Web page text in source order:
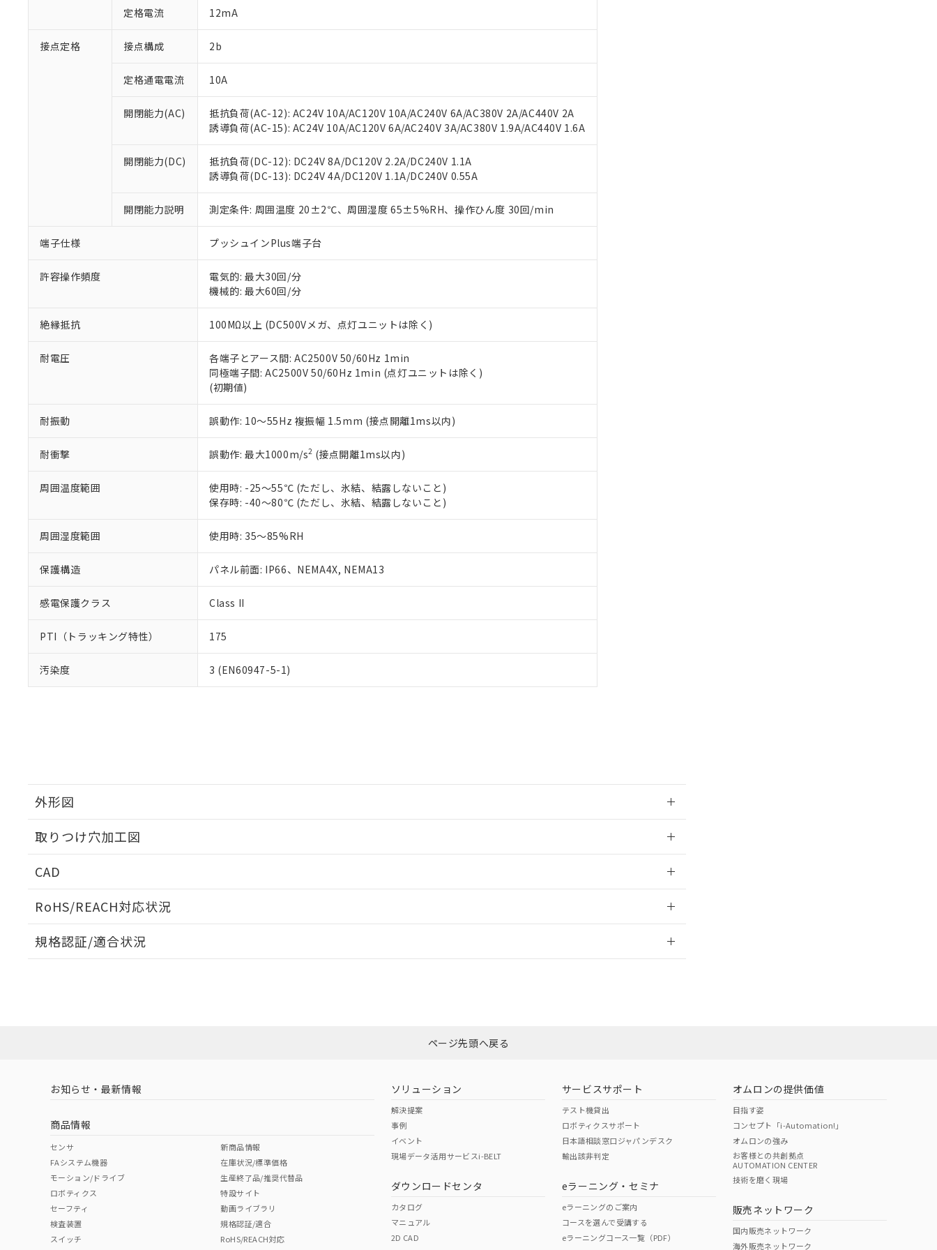
定格電流 12mA
接点定格 接点構成 2b
定格通電電流 10A
開閉能力(AC)
抵抗負荷(AC-12): AC24V 10A/AC120V 10A/AC240V 6A/AC380V 2A/AC440V 2A
誘導負荷(AC-15): AC24V 10A/AC120V 6A/AC240V 3A/AC380V 1.9A/AC440V 1.6A
開閉能力(DC)
抵抗負荷(DC-12): DC24V 8A/DC120V 2.2A/DC240V 1.1A
誘導負荷(DC-13): DC24V 4A/DC120V 1.1A/DC240V 0.55A
開閉能力説明 測定条件: 周囲温度 20±2℃、周囲湿度 65±5%RH、操作ひん度 30回/min
端子仕様 プッシュインPlus端子台
許容操作頻度
電気的: 最大30回/分
機械的: 最大60回/分
絶縁抵抗 100MΩ以上 (DC500Vメガ、点灯ユニットは除く)
耐電圧
各端子とアース間: AC2500V 50/60Hz 1min
同極端子間: AC2500V 50/60Hz 1min (点灯ユニットは除く)
(初期値)
耐振動 誤動作: 10～55Hz 複振幅 1.5mm (接点開離1ms以内)
耐衝撃 誤動作: 最大1000m/s2 (接点開離1ms以内)
周囲温度範囲
使用時: -25～55℃ (ただし、氷結、結露しないこと)
保存時: -40～80℃ (ただし、氷結、結露しないこと)
周囲湿度範囲 使用時: 35～85%RH
保護構造 パネル前面: IP66、NEMA4X, NEMA13
感電保護クラス Class II
PTI（トラッキング特性） 175
汚染度 3 (EN60947-5-1)
外形図
取りつけ穴加工図
CAD
RoHS/REACH対応状況
EU RoHS 注意事項・凡例
ダウンロードはこちら
中国 RoHS 注意事項・凡例
中国 RoHS表
Pb Hg Cr(VI)
O O
規格認証/適合状況
い。
正式な納期状況および標準価格はお客様のお取引先、またはお客様担当のオムロン制御機器販売店・
当社販売員にご相談ください。
オムロン制御機器販売店や当社販売拠点は「販売ネットワーク
」をご確認ください。
在庫状況および標準価格結果を当社の事前の承諾なく第三者に漏洩または開示しないようお願いしま
す。
マイパーツ機能（部品リスト作成サービス）をご利用いただくには、I-Webメンバーズにご登録され
お客様が当ウェブサイト上で当社にご登録された部品リストについて、当社および当社の共同利用者
が、当社の製品・サービスに関するお客様との取引・商談に必要な範囲で利用することをご了承くだ
さい。
※当社の共同利用者とは、"個人情報の共同利用に関して"
の「1.共同利用者の範囲」に記載されて
いる法人を指します。
但し、RoHS指令で産業用監視および制御機器に対する適用除外項目は除く。
※2 対応予定月
部品在庫の切り替え状況などにより、予定月が前後することがあります。
※3 非含有証明書ダウンロード
下記の非含有証明書をダウンロードすることができます。
EU RoHS指令（10物質）の非含有証明書
51物質の非含有証明書（当社基準）
※本証明書は発行日時点で非含有を証明するもので、過去に遡って非含有を証明するものではありません。
また、RoHS指令のフタル酸エステル類４物質の対応では、対応完了までの期間は出荷製品に未対応品が
混在することから備考欄に対応日を記載しておりました。
り割愛しております。
「○」：最大均質材料含有率が中国RoHSの基準値以下であることを示します。
「×」：最大均質材料含有率が中国RoHSの基準値を超えていることを示します。
*中国RoHS10物質の基準値 (GB/T26572)：
Pb(鉛) :1000ppm、 Hg(水銀) : 1000ppm、 Cd(カドミウム) : 100ppm、
Cr(Ⅵ)(六価クロム) : 1000ppm、 PBBs(ポリ臭化ビフェニル類) : 1000ppm、 PBDEs(ポリ臭化ジフェニルエーテル類) : 1000ppm、
DBP(フタル酸ジブチル) : 1000ppm、 DIBP(フタル酸ジイソブチル) : 1000ppm、 BBP(フタル酸ブチルベンジル) : 1000ppm、
DEHP(フタル酸ビス(2-エチルヘキシル)) : 1000ppm
※2 環境保護使用期限
「ｅ」：有害物質（10物質）のすべてが基準値以下であることを示します。
「10」：通常の使用状況下において有害物質が外部に漏えいし、環境に深刻な影響を及ぼさない年数を意
味します。
当社は、これら貴社製品のうち、外国為替および外国貿易法に定める商品（以下｢規制貨物等」とい
当社は貴社製品を、核兵器、ミサイル、化学兵器、生物兵器またはその他武器並びにこれらの製造装
置等に一切使用いたしません。
当社は、貴社製品を第三者に販売する場合は、上記1、2および3の内容を当該第三者に通知します。
また当社は、販売先および販売に係わる関係者が違法に輸出するおそれがある場合は、取り引きをい
たしません。
号
○ 一定数以上の在庫あり
△ 一定数には満たないが在庫あり
－
在庫なし(最新の在庫状況については、お客様のお取引先、またはお客様担当のオムロン制御
機器販売店・当社販売員にご確認ください)
空
白
受注生産機種、また在庫状況の情報を公開していない機種
ページ先頭へ戻る
お知らせ・最新情報
商品情報
センサ
FAシステム機器
モーション/ドライブ
ロボティクス
セーフティ
検査装置
スイッチ
新商品情報
在庫状況/標準価格
生産終了品/推奨代替品
特設サイト
動画ライブラリ
規格認証/適合
RoHS/REACH対応
ソリューション
解決提案
事例
イベント
現場データ活用サービスi-BELT
ダウンロードセンタ
カタログ
マニュアル
2D CAD
サービスサポート
テスト機貸出
ロボティクスサポート
日本語相談窓口ジャパンデスク
輸出該非判定
eラーニング・セミナ
eラーニングのご案内
コースを選んで受講する
eラーニングコース一覧（PDF）
オムロンの提供価値
目指す姿
コンセプト「i-Automation!」
オムロンの強み
お客様との共創拠点
AUTOMATION CENTER
技術を磨く現場
販売ネットワーク
国内販売ネットワーク
海外販売ネットワーク